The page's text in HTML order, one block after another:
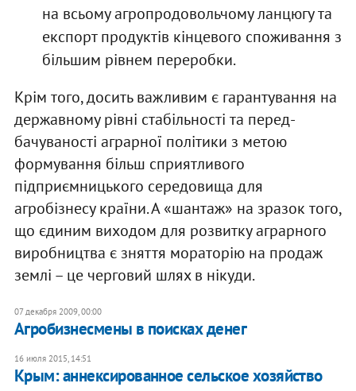
на всьому агропродовольчому ланцюгу та
експорт продуктів кінцевого споживання з
більшим рівнем переробки.
Крім того, досить важливим є гарантування на
державному рівні стабільності та перед­
бачуваності аграрної політики з метою
формування більш сприятливого
підприємницького середовища для
агробізнесу країни. А «шантаж» на зразок того,
що єдиним виходом для розвитку аграрного
виробництва є зняття мораторію на продаж
землі – це черговий шлях в нікуди.
07 декабря 2009, 00:00
Агробизнесмены в поисках денег
16 июля 2015, 14:51
Крым: аннексированное сельское хозяйство